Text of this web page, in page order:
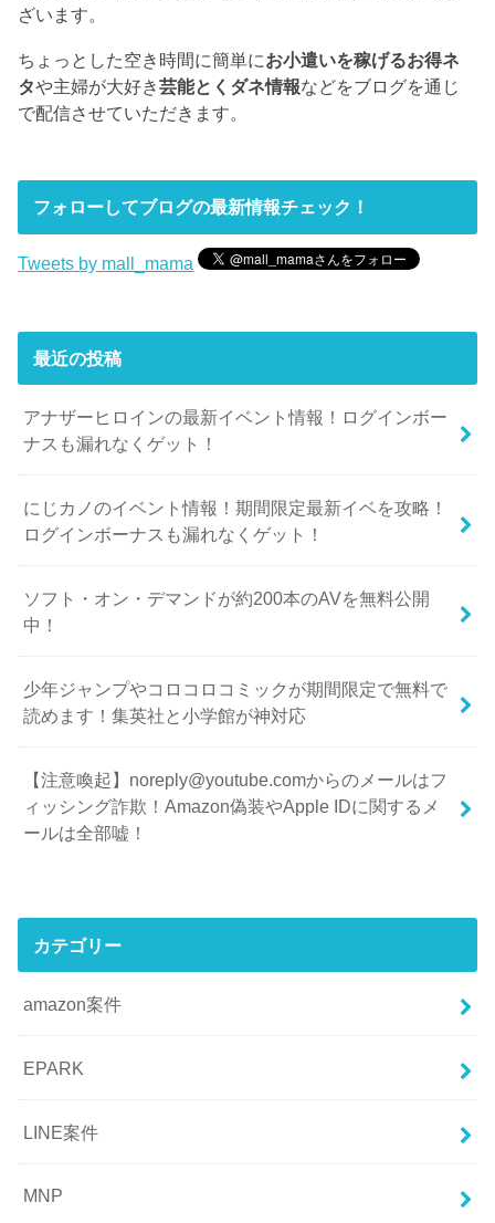
ざいます。
ちょっとした空き時間に簡単にお小遣いを稼げるお得ネ
タや主婦が大好き芸能とくダネ情報などをブログを通じ
で配信させていただきます。
フォローしてブログの最新情報チェック！
Tweets by mall_mama
最近の投稿
アナザーヒロインの最新イベント情報！ログインボー
ナスも漏れなくゲット！
にじカノのイベント情報！期間限定最新イベを攻略！
ログインボーナスも漏れなくゲット！
ソフト・オン・デマンドが約200本のAVを無料公開
中！
少年ジャンプやコロコロコミックが期間限定で無料で
読めます！集英社と小学館が神対応
【注意喚起】noreply@youtube.comからのメールはフ
ィッシング詐欺！Amazon偽装やApple IDに関するメ
ールは全部嘘！
カテゴリー
amazon案件
EPARK
LINE案件
MNP